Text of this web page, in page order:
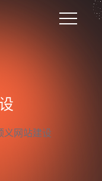
义网站建设